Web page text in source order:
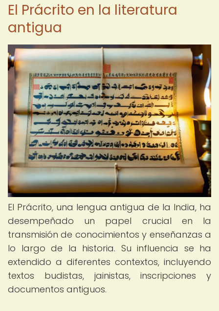
El Prácrito en la literatura
antigua
El Prácrito, una lengua antigua de la India, ha
desempeñado un papel crucial en la
transmisión de conocimientos y enseñanzas a
lo largo de la historia. Su influencia se ha
extendido a diferentes contextos, incluyendo
textos budistas, jainistas, inscripciones y
documentos antiguos.